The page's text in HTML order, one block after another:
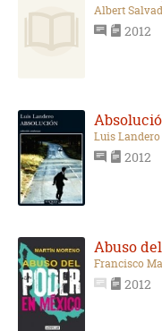
Albert
2012
Luis Landero
2012
Abuso
Francisco
2012